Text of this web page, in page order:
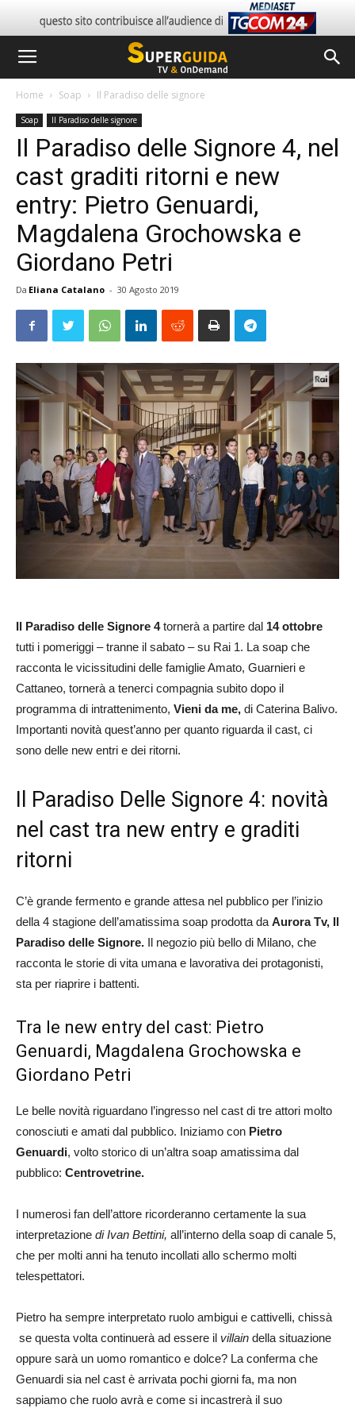
Home Soap Il Paradiso delle signore
Soap Il Paradiso delle signore
Il Paradiso delle Signore 4, nel
cast graditi ritorni e new
entry: Pietro Genuardi,
Magdalena Grochowska e
Giordano Petri
Da Eliana Catalano - 30 Agosto 2019
Il Paradiso delle Signore 4tornerà a partire dal 14 ottobre
tutti i pomeriggi – tranne il sabato – su Rai 1. La soap che
racconta le vicissitudini delle famiglie Amato, Guarnieri e
Cattaneo, tornerà a tenerci compagnia subito dopo il
programma di intrattenimento, Vieni da me, di Caterina Balivo.
Importanti novità quest’anno per quanto riguarda il cast, ci
sono delle new entri e dei ritorni.
Il Paradiso Delle Signore 4: novità
nel cast tra new entry e graditi
ritorni
C’è grande fermento e grande attesa nel pubblico per l’inizio
della 4 stagione dell’amatissima soap prodotta daAurora Tv, Il
Paradiso delle Signore. Il negozio più bello di Milano, che
racconta le storie di vita umana e lavorativa dei protagonisti,
sta per riaprire i battenti.
Tra le new entry del cast: Pietro
Genuardi, Magdalena Grochowska e
Giordano Petri
Le belle novità riguardano l’ingresso nel cast di tre attori molto
conosciuti e amati dal pubblico. Iniziamo con Pietro
Genuardi, volto storico di un’altra soap amatissima dal
pubblico: Centrovetrine.
I numerosi fan dell’attore ricorderanno certamente la sua
interpretazione di Ivan Bettini, all’interno della soap di canale 5,
che per molti anni ha tenuto incollati allo schermo molti
telespettatori.
Pietro ha sempre interpretato ruolo ambigui e cattivelli, chissà
se questa volta continuerà ad essere il villain della situazione
oppure sarà un uomo romantico e dolce? La conferma che
Genuardi sia nel cast è arrivata pochi giorni fa, ma non
sappiamo che ruolo avrà e come si incastrerà il suo